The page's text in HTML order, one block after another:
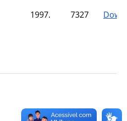
1997. 7327